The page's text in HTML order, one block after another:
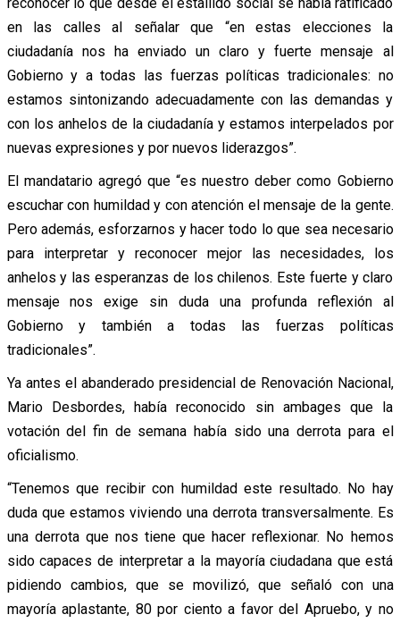
en las calles al señalar que “en estas elecciones la
ciudadanía nos ha enviado un claro y fuerte mensaje al
Gobierno y a todas las fuerzas políticas tradicionales: no
estamos sintonizando adecuadamente con las demandas y
con los anhelos de la ciudadanía y estamos interpelados por
nuevas expresiones y por nuevos liderazgos”.
El mandatario agregó que “es nuestro deber como Gobierno
escuchar con humildad y con atención el mensaje de la gente.
Pero además, esforzarnos y hacer todo lo que sea necesario
para interpretar y reconocer mejor las necesidades, los
anhelos y las esperanzas de los chilenos. Este fuerte y claro
mensaje nos exige sin duda una profunda reflexión al
Gobierno y también a todas las fuerzas políticas
tradicionales”.
Ya antes el abanderado presidencial de Renovación Nacional,
Mario Desbordes, había reconocido sin ambages que la
votación del fin de semana había sido una derrota para el
oficialismo.
“Tenemos que recibir con humildad este resultado. No hay
duda que estamos viviendo una derrota transversalmente. Es
una derrota que nos tiene que hacer reflexionar. No hemos
sido capaces de interpretar a la mayoría ciudadana que está
pidiendo cambios, que se movilizó, que señaló con una
mayoría aplastante, 80 por ciento a favor del Apruebo, y no